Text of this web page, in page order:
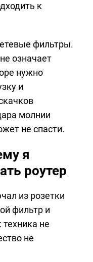
к
фильтры.
означает
нужно
и
молнии
не спасти.
я
роутер
из розетки
фильтр и
не
не